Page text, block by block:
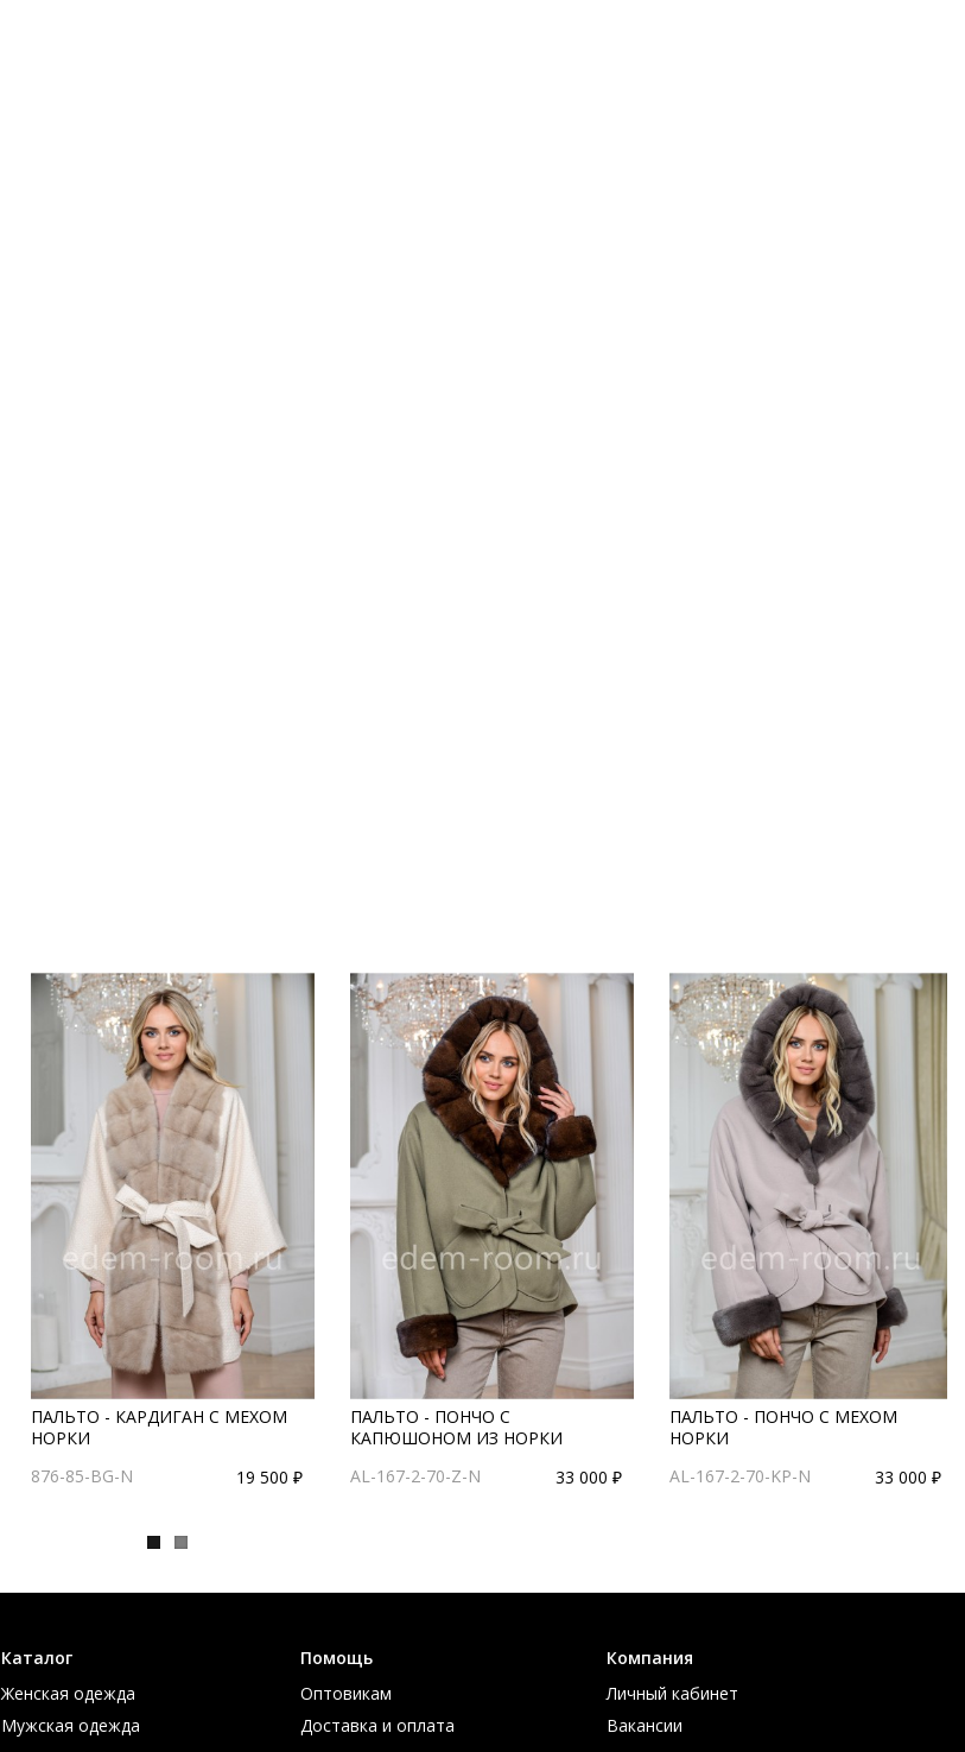
ПАЛЬТО - КАРДИГАН С МЕХОМ
НОРКИ
876-85-BG-N
19 500 ₽
ПАЛЬТО - ПОНЧО С
КАПЮШОНОМ ИЗ НОРКИ
AL-167-2-70-Z-N
33 000 ₽
ПАЛЬТО - ПОНЧО С МЕХОМ
НОРКИ
AL-167-2-70-KP-N
33 000 ₽
Каталог
Женская одежда
Мужская одежда
Помощь
Оптовикам
Доставка и оплата
Компания
Личный кабинет
Вакансии